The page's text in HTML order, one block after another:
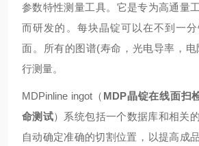
参数特性测量工具。它是专为高通
而研发的。每块晶锭可以在不到一
面。所有的图谱(寿命，光电导率
行测量。
MDPinline ingot（ MDP晶锭在线面扫
命测试）系统包括一个数据库和相关的
自动确定准确的切割位置，以提高成